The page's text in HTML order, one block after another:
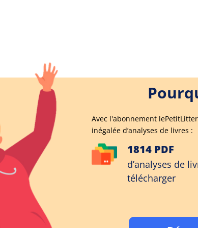
Avec l'abonnement
inégalée d’analyses de livres :
1814 PDF
d’analyses de
télécharger